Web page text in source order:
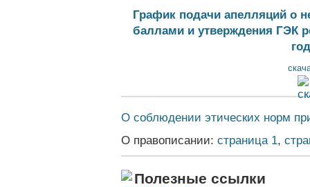
График подачи апелляций о
баллами и утверждения ГЭК
О соблюдении этических норм
О правописании: страница 1,
Полезные ссылки